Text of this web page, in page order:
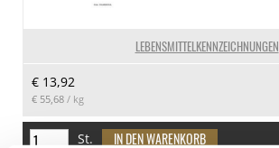
Kohlenhydrate
0.1 g
Eiweiß
27.9 g
LEBENSMITTELKENNZEICHNUNGEN
€ 13,92
€ 55,68 / kg
St.